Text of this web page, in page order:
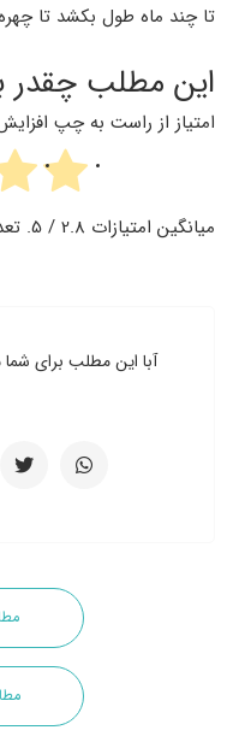
تا چند ماه طول بکشد تا
این مطلب چقدر
امتیاز از راست به چپ
میانگین امتیازات 2.8 / 5. تعداد امتیازات
آبا این مطلب برای شما